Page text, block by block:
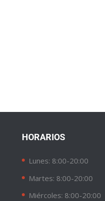
HORARIOS
Lunes: 8:00-20:00
Martes: 8:00-20:00
Miércoles: 8:00-20:00